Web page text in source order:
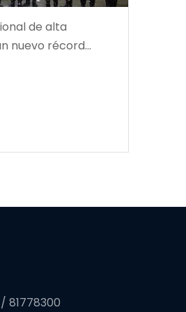
de alta
nuevo récord
81778300